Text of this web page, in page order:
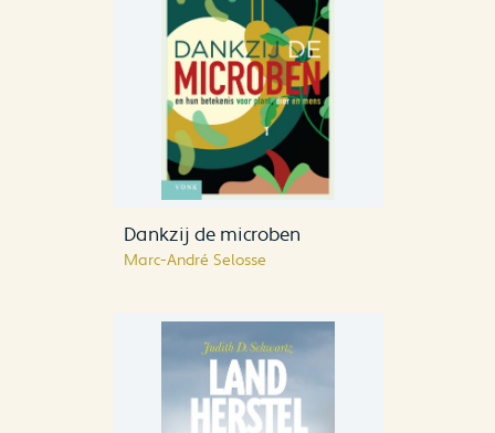
Dankzij de microben
Marc-André Selosse